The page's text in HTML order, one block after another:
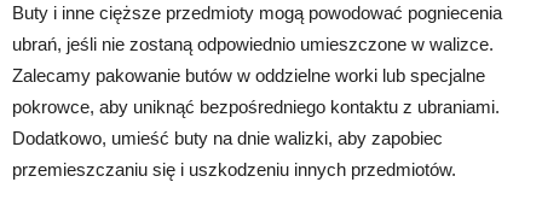
Buty i inne cięższe przedmioty mogą powodować pogniecenia
ubrań, jeśli nie zostaną odpowiednio umieszczone w walizce.
Zalecamy pakowanie butów w oddzielne worki lub specjalne
pokrowce, aby uniknąć bezpośredniego kontaktu z ubraniami.
Dodatkowo, umieść buty na dnie walizki, aby zapobiec
przemieszczaniu się i uszkodzeniu innych przedmiotów.